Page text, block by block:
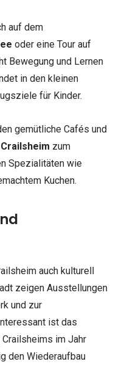
auf dem
oder eine Tour auf
Bewegung und Lernen
in den kleinen
für Kinder.
gemütliche Cafés und
Crailsheim zum
Spezialitäten wie
Kuchen.
auch kulturell
zeigen Ausstellungen
und zur
ist das
im Jahr
den Wiederaufbau